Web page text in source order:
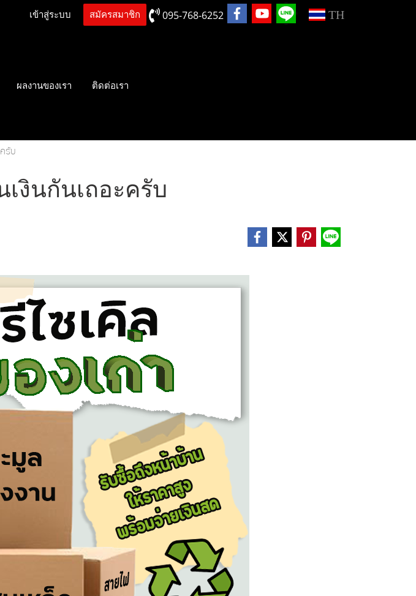
เข้าสู่ระบบ สมัครสมาชิก 095-768-6252 TH
ผลงานของเรา ติดต่อเรา
ครับ
งินกันเถอะครับ